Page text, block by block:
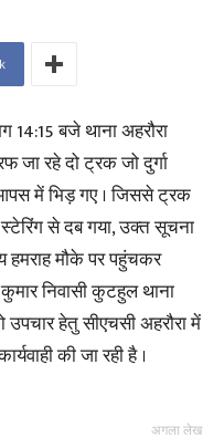
बजे थाना अहरौरा
जा रहे दो ट्रक जो दुर्गा
में भिड़ गए । जिससे ट्रक
से दब गया, उक्त सूचना
हमराह मौके पर पहुंचकर
निवासी कुटहुल थाना
हेतु सीएचसी अहरौरा में
की जा रही है ।
अगला लेख